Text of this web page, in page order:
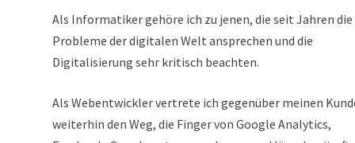
Als Informatiker gehöre ich zu jenen, die seit Jahren die
Probleme der digitalen Welt ansprechen und die
Digitalisierung sehr kritisch beachten.
Als Webentwickler vertrete ich gegenüber meinen
weiterhin den Weg, die Finger von Google Analytics,